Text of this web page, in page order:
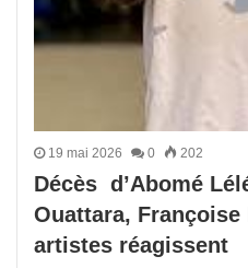
19 mai 2026 0 202
Décès d’Abomé
Ouattara, Françoise
artistes réagissent